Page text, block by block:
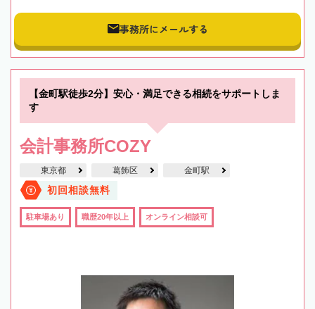
事務所にメールする
【金町駅徒歩2分】安心・満足できる相続をサポートしま
す
会計事務所COZY
東京都 葛飾区 金町駅
初回相談無料
駐車場あり 職歴20年以上 オンライン相談可